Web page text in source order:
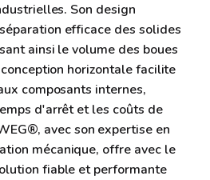
Son design
efficace des solides
ainsi le volume des boues
horizontale facilite
composants internes,
d'arrêt et les coûts de
avec son expertise en
mécanique, offre avec le
fiable et performante